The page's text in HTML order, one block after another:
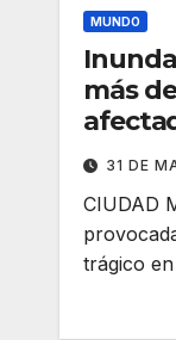
MUNDO
más
31 DE
CIUDAD
trágico